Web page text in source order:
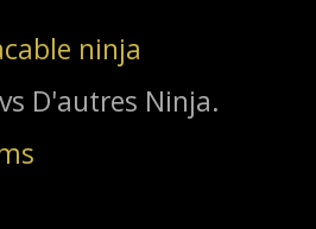
D'autres Ninja.